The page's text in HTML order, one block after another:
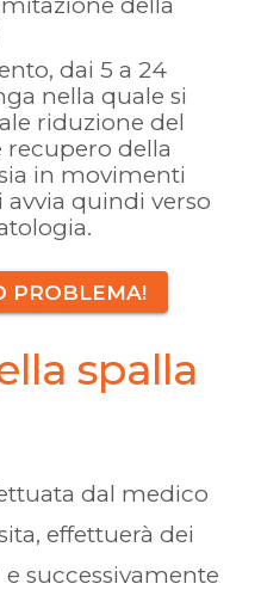
dai 5 a 24
nella quale si
riduzione del
della
in movimenti
avvia quindi verso
PROBLEMA!
spalla
dal medico
effettuerà dei
successivamente